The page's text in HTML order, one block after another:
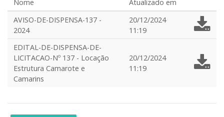
Nome
Atualizado em
AVISO-DE-DISPENSA-137 -
2024
20/12/2024
11:19
EDITAL-DE-DISPENSA-DE-
LICITACAO-Nº 137 - Locação
Estrutura Camarote e
Camarins
20/12/2024
11:19